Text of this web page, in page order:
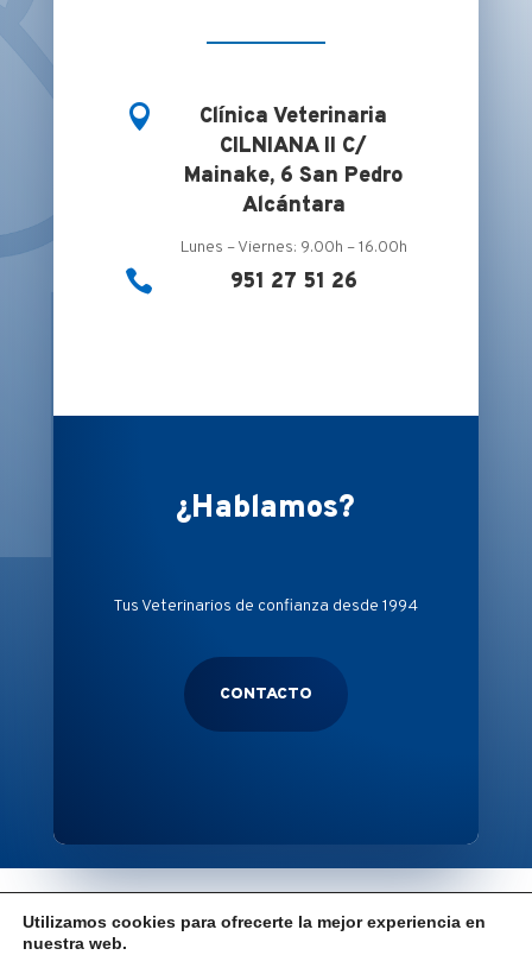

Clínica Veterinaria
CILNIANA II C/
Mainake, 6 San Pedro
Alcántara
Lunes – Viernes: 9.00h – 16.00h
 951 27 51 26
¿Hablamos?
Tus Veterinarios de confianza desde 1994
CONTACTO
Utilizamos cookies para ofrecerte la mejor experiencia en
nuestra web.